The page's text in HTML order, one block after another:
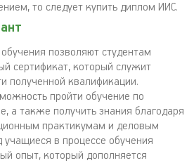
то следует купить диплом ИИС.
позволяют студентам
сертификат, который служит
полученной квалификации.
пройти обучение по
а также получить знания благодаря
практикумам и деловым
в процессе обучения
опыт, который дополняется